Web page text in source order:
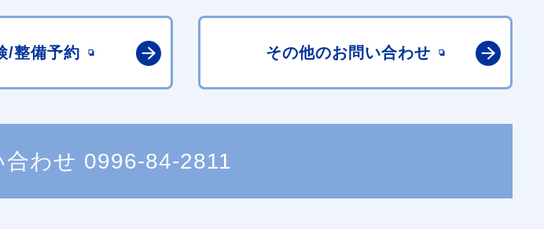
/整備予約 その他のお問い合わせ
合わせ 0996-84-2811